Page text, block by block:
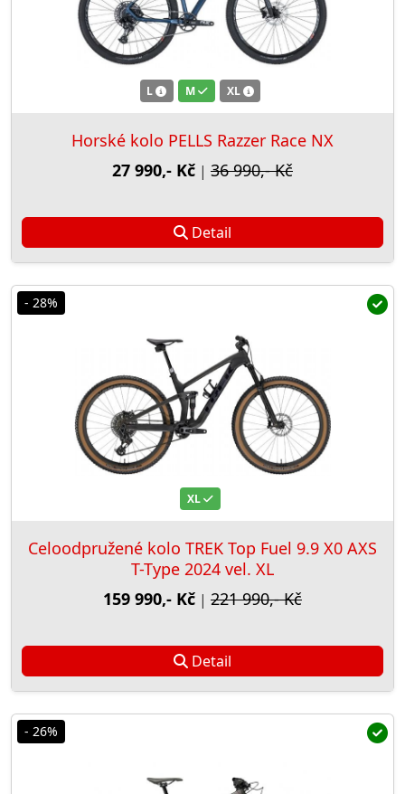
L M XL
Horské kolo PELLS Razzer Race NX
27 990,- Kč | 36 990,- Kč
Detail
- 28%
XL
Celoodpružené kolo TREK Top Fuel 9.9 X0 AXS
T-Type 2024 vel. XL
159 990,- Kč | 221 990,- Kč
Detail
- 26%